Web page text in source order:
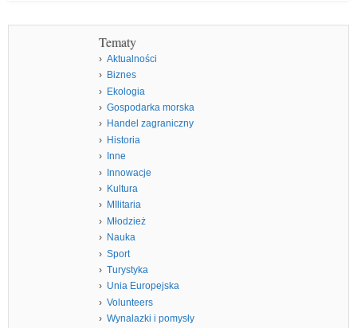
Tematy
Aktualności
Biznes
Ekologia
Gospodarka morska
Handel zagraniczny
Historia
Inne
Innowacje
Kultura
MIlitaria
Młodzież
Nauka
Sport
Turystyka
Unia Europejska
Volunteers
Wynalazki i pomysły